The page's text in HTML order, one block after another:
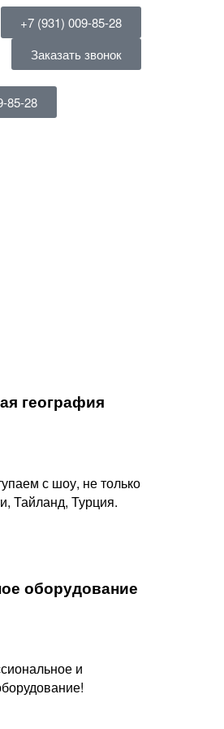
+7 (931) 009-85-28
Заказать звонок
85-28
география
с шоу, не только
Тайланд, Турция.
оборудование
и